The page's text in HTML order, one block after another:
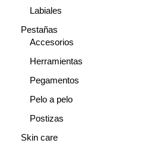
Labiales
Pestañas
Accesorios
Herramientas
Pegamentos
Pelo a pelo
Postizas
Skin care